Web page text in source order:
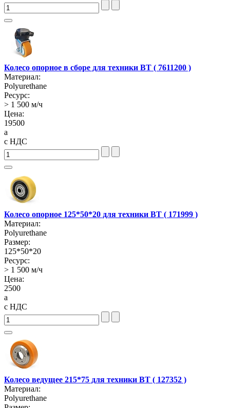
Колесо опорное в сборе для техники BT ( 7611200 )
Материал:
Polyurethane
Ресурс:
> 1 500 м/ч
Цена:
19500
a
с НДС
Колесо опорное 125*50*20 для техники BT ( 171999 )
Материал:
Polyurethane
Размер:
125*50*20
Ресурс:
> 1 500 м/ч
Цена:
2500
a
с НДС
Колесо ведущее 215*75 для техники BT ( 127352 )
Материал:
Polyurethane